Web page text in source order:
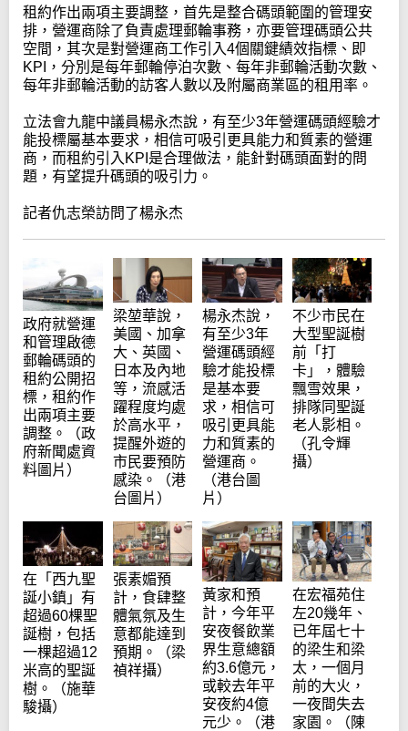
租約作出兩項主要調整，首先是整合碼頭範圍的管理安
排，營運商除了負責處理郵輪事務，亦要管理碼頭公共
空間，其次是對營運商工作引入4個關鍵績效指標、即
KPI，分別是每年郵輪停泊次數、每年非郵輪活動次數、
每年非郵輪活動的訪客人數以及附屬商業區的租用率。
立法會九龍中議員楊永杰說，有至少3年營運碼頭經驗才
能投標屬基本要求，相信可吸引更具能力和質素的營運
商，而租約引入KPI是合理做法，能針對碼頭面對的問
題，有望提升碼頭的吸引力。
記者仇志榮訪問了楊永杰
政府就營運
和管理啟德
郵輪碼頭的
租約公開招
標，租約作
出兩項主要
調整。（政
府新聞處資
料圖片）
梁堃華說，
美國、加拿
大、英國、
日本及內地
等，流感活
躍程度均處
於高水平，
提醒外遊的
市民要預防
感染。（港
台圖片）
楊永杰說，
有至少3年
營運碼頭經
驗才能投標
是基本要
求，相信可
吸引更具能
力和質素的
營運商。
（港台圖
片）
不少市民在
大型聖誕樹
前「打
卡」，體驗
飄雪效果，
排隊同聖誕
老人影相。
（孔令輝
攝）
在「西九聖
誕小鎮」有
超過60棵聖
誕樹，包括
一棵超過12
米高的聖誕
樹。（施華
駿攝）
張素媚預
計，食肆整
體氣氛及生
意都能達到
預期。（梁
禎祥攝）
黃家和預
計，今年平
安夜餐飲業
界生意總額
約3.6億元，
或較去年平
安夜約4億
元少。（港
在宏福苑住
左20幾年、
已年屆七十
的梁生和梁
太，一個月
前的大火，
一夜間失去
家園。（陳